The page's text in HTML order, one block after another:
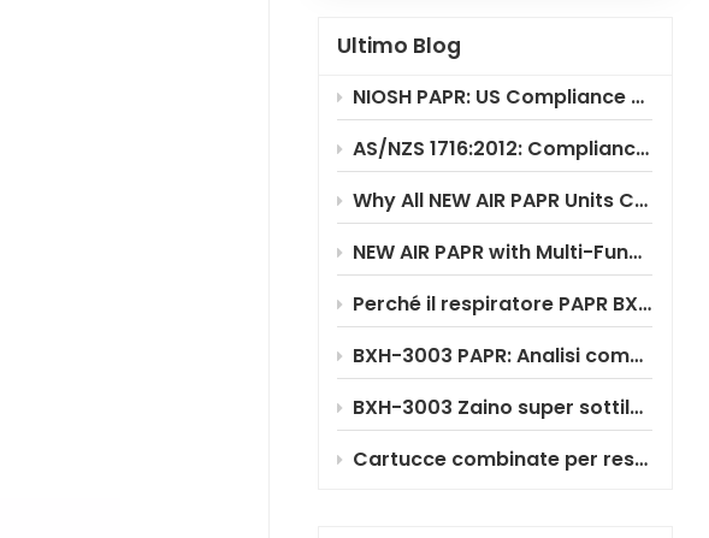
Ultimo Blog
NIOSH PAPR: US Compliance & Testing Requirements
AS/NZS 1716:2012: Compliance Standard for PAPR Respirators
Why All NEW AIR PAPR Units Choose RILSA NB1024 for Certification?
NEW AIR PAPR with Multi-Functional Flip-Up Welding Helmet
Perché il respiratore PAPR BXH-3003 offre un notevole risparmio sui costi
BXH-3003 PAPR: Analisi completa degli scenari applicativi
BXH-3003 Zaino super sottile in PAPR
Cartucce combinate per respiratori purificatori d'aria motorizzati (PAPR) per verniciatura di autoveicoli: selezione, principi e guida all'uso